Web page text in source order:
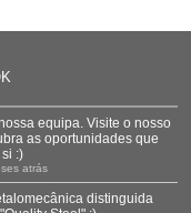
equipa. Visite o nosso
as oportunidades que
:)
atrás
distinguida